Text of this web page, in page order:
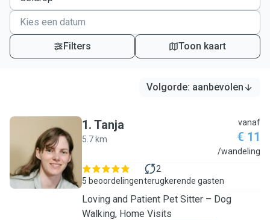
Filters Toon kaart
Volgorde: aanbevolen
T
1. Tanja
5.7 km
vanaf
€ 11
/wandeling
5 beoordelingen
2
terugkerende gasten
Loving and Patient Pet Sitter – Dog
Walking, Home Visits